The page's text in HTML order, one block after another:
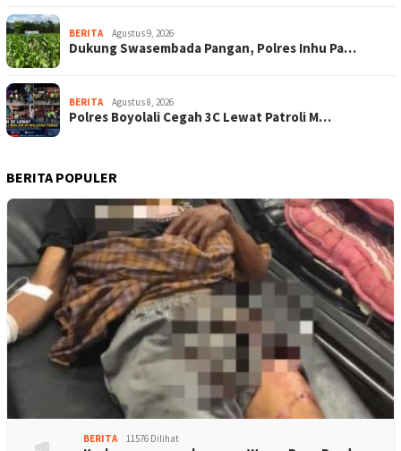
BERITA Agustus 9, 2026
Dukung Swasembada Pangan, Polres Inhu Pa…
BERITA Agustus 8, 2026
Polres Boyolali Cegah 3C Lewat Patroli M…
BERITA POPULER
BERITA 11576 Dilihat